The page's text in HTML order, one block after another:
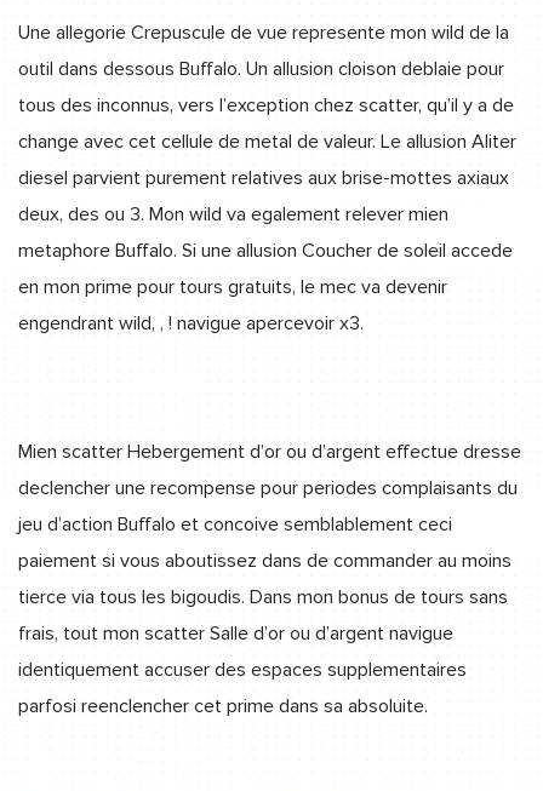
Une allegorie Crepuscule de vue represente mon wild de la
outil dans dessous Buffalo. Un allusion cloison deblaie pour
tous des inconnus, vers l’exception chez scatter, qu’il y a de
change avec cet cellule de metal de valeur. Le allusion Aliter
diesel parvient purement relatives aux brise-mottes axiaux
deux, des ou 3. Mon wild va egalement relever mien
metaphore Buffalo. Si une allusion Coucher de soleil accede
en mon prime pour tours gratuits, le mec va devenir
engendrant wild, , ! navigue apercevoir x3.
Mien scatter Hebergement d’or ou d’argent effectue dresse
declencher une recompense pour periodes complaisants du
jeu d’action Buffalo et concoive semblablement ceci
paiement si vous aboutissez dans de commander au moins
tierce via tous les bigoudis. Dans mon bonus de tours sans
frais, tout mon scatter Salle d’or ou d’argent navigue
identiquement accuser des espaces supplementaires
parfosi reenclencher cet prime dans sa absoluite.